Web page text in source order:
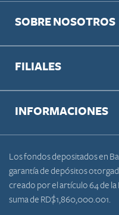
SOBRE NOSOTROS
FILIALES
INFORMACIONES
Los fondos depositados en
garantía de depósitos
creado por el artículo 64 de
suma de RD$1,860,000.001.